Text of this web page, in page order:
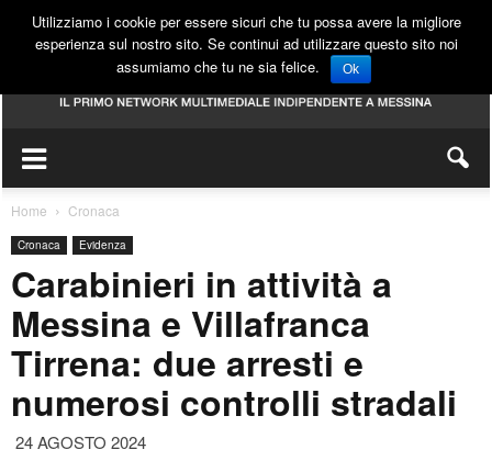
Home Cronaca
Cronaca Evidenza
Carabinieri in attività a
Messina e Villafranca
Tirrena: due arresti e
numerosi controlli stradali
24 AGOSTO 2024
Utilizziamo i cookie per essere sicuri che tu possa avere la migliore
esperienza sul nostro sito. Se continui ad utilizzare questo sito noi
assumiamo che tu ne sia felice.
Ok